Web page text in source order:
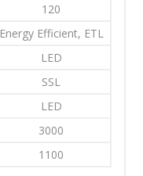
120
Energy Efficient, ETL
LED
SSL
LED
3000
1100